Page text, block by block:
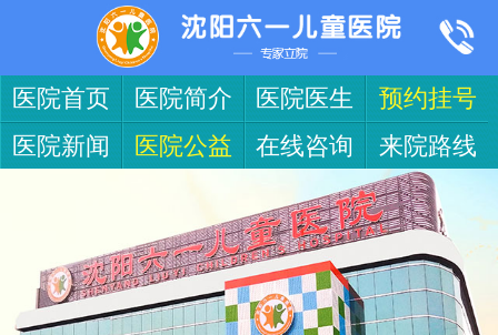
医院首页 医院简介 医院医生
预约挂号
医院新闻
医院公益 在线咨询 来院路线